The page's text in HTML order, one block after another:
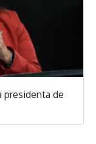
presidenta de